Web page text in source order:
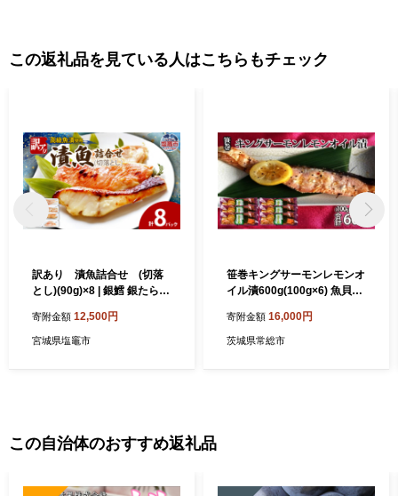
この返礼品を見ている人はこちらもチェック
訳あり 漬魚詰合せ (切落
とし)(90g)×8 | 銀鱈 銀たら
たら ym00012-8p
寄附金額 12,500円
宮城県塩竈市
笹巻キングサーモンレモンオ
イル漬600g(100g×6) 魚貝類
寄附金額 16,000円
茨城県常総市
この自治体のおすすめ返礼品